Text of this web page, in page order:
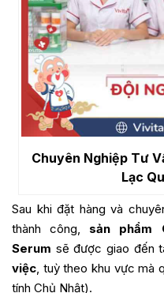
Chuyên Nghiệp Tư
Lạc
Sau khi đặt hàng và
thành công, sản phẩm
Serum sẽ được giao đến
việc, tuỳ theo khu vực mà
tính Chủ Nhật).